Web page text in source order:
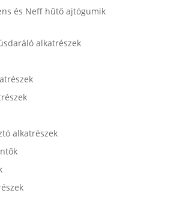
és Neff hűtő ajtógumik
alkatrészek
alkatrészek